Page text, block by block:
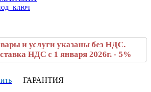
ключ
и услуги указаны без НДС.
НДС с 1 января 2026г. - 5%
ГАРАНТИЯ